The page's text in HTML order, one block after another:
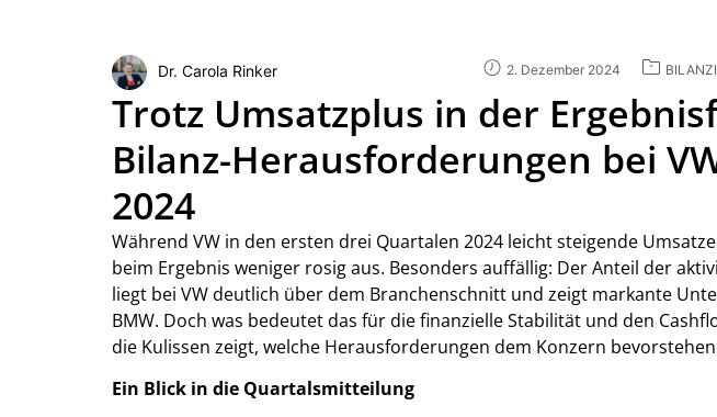
Dr. Carola Rinker 2. Dezember 2024
Trotz Umsatzplus in der
Bilanz-Herausforderungen bei
2024
Während VW in den ersten drei Quartalen 2024 leicht steigende
beim Ergebnis weniger rosig aus. Besonders auffällig: Der Anteil der
liegt bei VW deutlich über dem Branchenschnitt und zeigt markante
BMW. Doch was bedeutet das für die finanzielle Stabilität und den
die Kulissen zeigt, welche Herausforderungen dem Konzern
Ein Blick in die Quartalsmitteilung